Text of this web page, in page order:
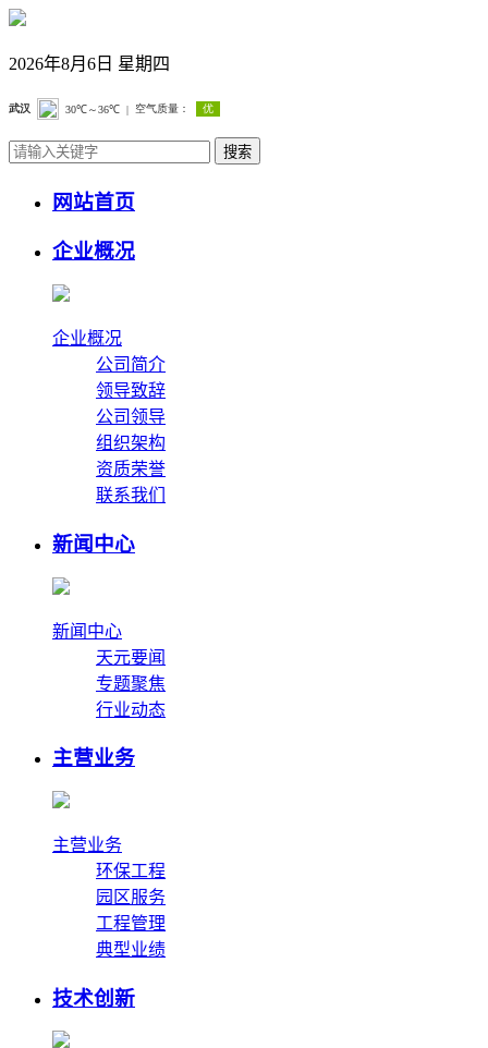
2026年8月6日 星期四
网站首页
企业概况
企业概况
公司简介
领导致辞
公司领导
组织架构
资质荣誉
联系我们
新闻中心
新闻中心
天元要闻
专题聚焦
行业动态
主营业务
主营业务
环保工程
园区服务
工程管理
典型业绩
技术创新